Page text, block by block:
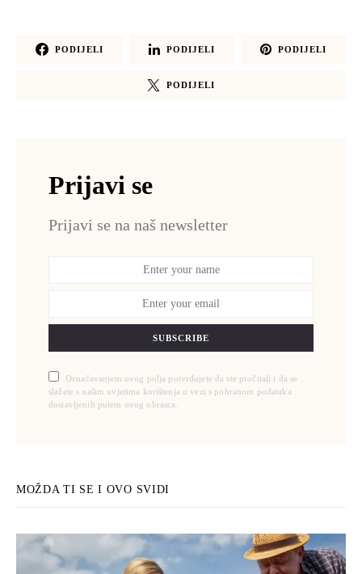
PODIJELI PODIJELI PODIJELI
PODIJELI
Prijavi se
Prijavi se na naš newsletter
SUBSCRIBE
Označavanjem ovog polja potvrđujete da ste pročitali i da se
slažete s našim uvjetima korištenja u vezi s pohranom podataka
dostavljenih putem ovog obrasca.
MOŽDA TI SE I OVO SVIDI